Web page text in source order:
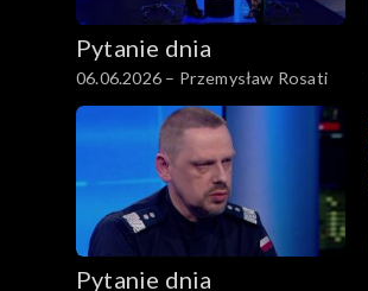
Pytanie dnia
06.06.2026 – Przemysław Rosati
Pytanie dnia